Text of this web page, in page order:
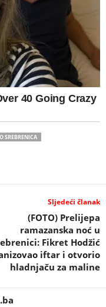
SREBRENICA
Sljedeći članak
(FOTO) Prelijepa
ramazanska noć u
Fikret Hodžić
iftar i otvorio
hladnjaču za maline